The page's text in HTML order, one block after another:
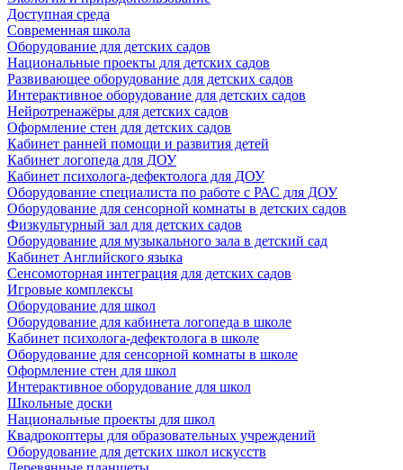
Доступная среда
Современная школа
Оборудование для детских садов
Национальные проекты для детских садов
Развивающее оборудование для детских садов
Интерактивное оборудование для детских садов
Нейротренажёры для детских садов
Оформление стен для детских садов
Кабинет ранней помощи и развития детей
Кабинет логопеда для ДОУ
Кабинет психолога-дефектолога для ДОУ
Оборудование специалиста по работе с РАС для ДОУ
Оборудование для сенсорной комнаты в детских садов
Физкультурный зал для детских садов
Оборудование для музыкального зала в детский сад
Кабинет Английского языка
Сенсомоторная интеграция для детских садов
Игровые комплексы
Оборудование для школ
Оборудование для кабинета логопеда в школе
Кабинет психолога-дефектолога в школе
Оборудование для сенсорной комнаты в школе
Оформление стен для школ
Интерактивное оборудование для школ
Школьные доски
Национальные проекты для школ
Квадрокоптеры для образовательных учреждений
Оборудование для детских школ искусств